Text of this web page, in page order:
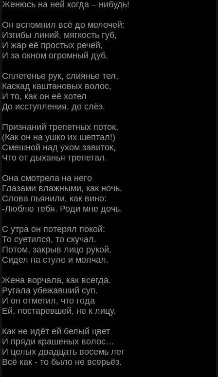
Женюсь на ней когда – нибудь!
Он вспомнил всё до мелочей:
Изгибы линий, мягкость губ,
И жар её простых речей,
И за окном огромный дуб.
Сплетенье рук, слиянье тел,
Каскад каштановых волос,
И то, как он её хотел
До исступления, до слёз.
Признаний трепетных поток,
(Как он на ушко их шептал!)
Смешной над ухом завиток,
Что от дыханья трепетал.
Она смотрела на него
Глазами влажными, как ночь.
Слова пьянили, как вино:
-Люблю тебя. Роди мне дочь.
С утра он потерял покой:
То суетился, то скучал.
Потом, закрыв лицо рукой,
Сидел на стуле и молчал.
Жена ворчала, как всегда.
Ругала убежавший суп.
И он отметил, что года
Ей, постаревшей, не к лицу.
Как не идёт ей белый цвет
И пряди крашеных волос…
И целых двадцать восемь лет
Всё как - то было не всерьёз.